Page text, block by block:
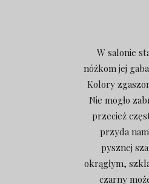
W salonie
nóżkom jej
Kolory
Nie mogło
przecież
przyda
pysznej
okrągłym,
czarny